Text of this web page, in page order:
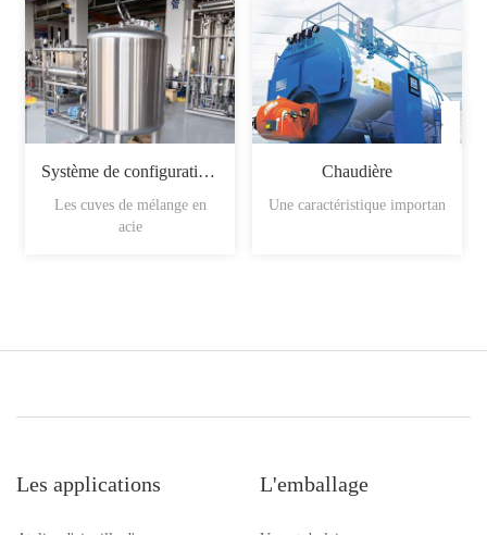
Système de configuration du sirop
Les cuves de mélange en
acie
Chaudière
Une caractéristique importan
Les applications L'emballage